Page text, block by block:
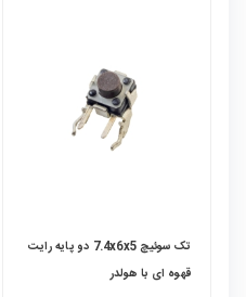
تک سوئیچ 7.4x6x5 دو پایه رایت
قهوه ای با هولدر